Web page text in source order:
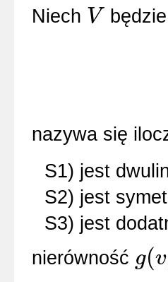
Niech V
V
nazywa się
S1) jest
S2) jest
S3) jest
nierówność g(v
g(v v ≥0